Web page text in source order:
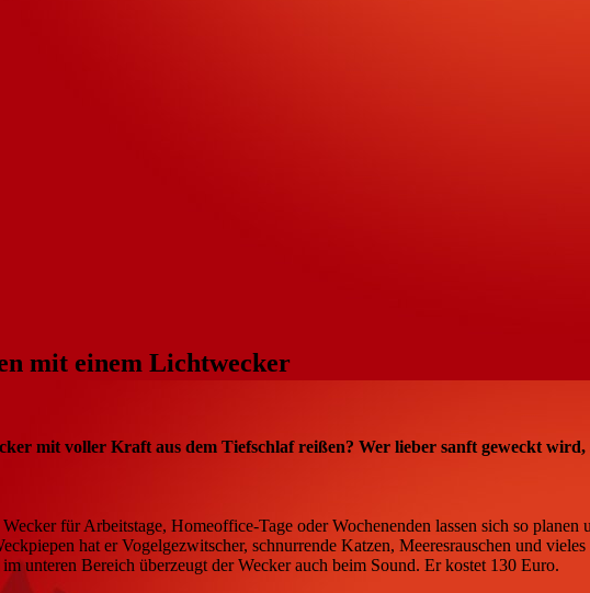
mit einem Lichtwecker
mit voller Kraft aus dem Tiefschlaf reißen? Wer lieber sanft geweckt
für Arbeitstage, Homeoffice-Tage oder Wochenenden lassen sich so
hat er Vogelgezwitscher, schnurrende Katzen, Meeresrauschen und
unteren Bereich überzeugt der Wecker auch beim Sound. Er kostet 130 Euro.